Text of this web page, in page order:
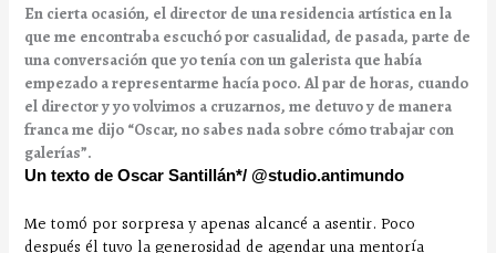
En cierta ocasión, el director de una residencia artística en la
que me encontraba escuchó por casualidad, de pasada, parte de
una conversación que yo tenía con un galerista que había
empezado a representarme hacía poco. Al par de horas, cuando
el director y yo volvimos a cruzarnos, me detuvo y de manera
franca me dijo “Oscar, no sabes nada sobre cómo trabajar con
galerías”.
Un texto de Oscar Santillán*/ @studio.antimundo
Me tomó por sorpresa y apenas alcancé a asentir. Poco